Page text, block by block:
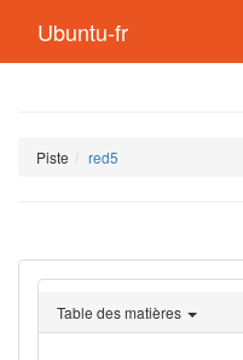
Ubuntu-fr
Piste red5
Table des matières